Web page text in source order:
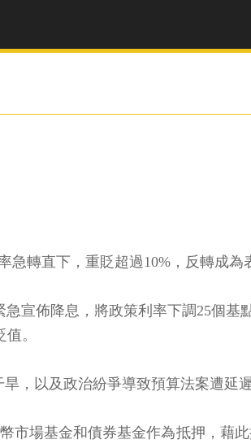
轉直下，重貶超過10%，反轉成為
宣佈降息，將政策利率下調25個基
。
，以及政治紛爭導致預算法案遭延遲
市場基金和債券基金作為抵押，藉